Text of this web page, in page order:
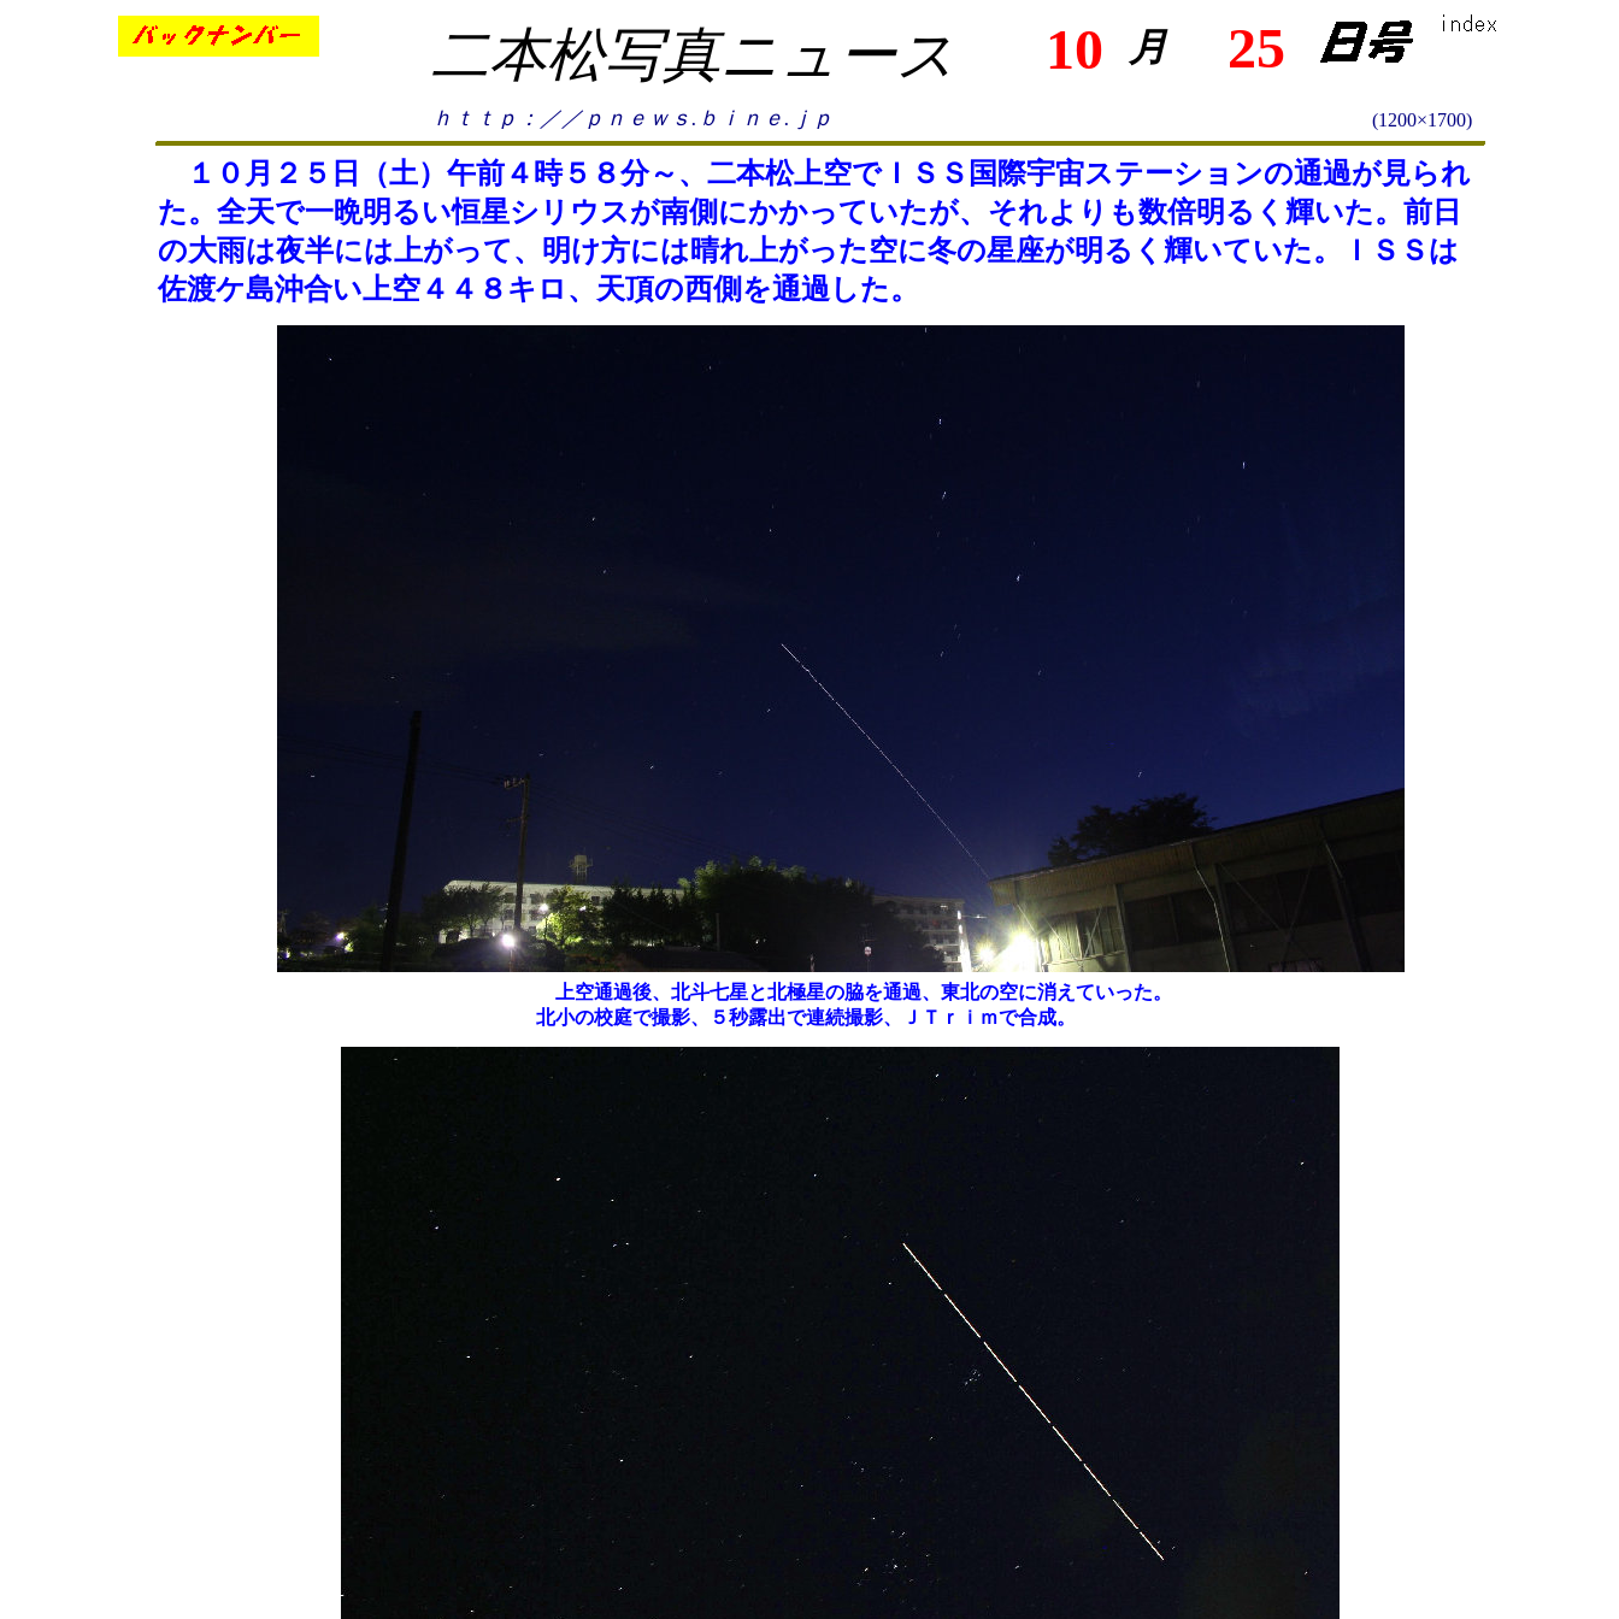
25
10
二本松写真ニュース 月
ｈｔｔｐ：／／ｐｎｅｗｓ.ｂｉｎｅ.ｊｐ (1200×1700)
１０月２５日（土）午前４時５８分～、二本松上空でＩＳＳ国際宇宙ステーションの通過が見られ
た。全天で一晩明るい恒星シリウスが南側にかかっていたが、それよりも数倍明るく輝いた。前日
の大雨は夜半には上がって、明け方には晴れ上がった空に冬の星座が明るく輝いていた。ＩＳＳは
佐渡ケ島沖合い上空４４８キロ、天頂の西側を通過した。
上空通過後、北斗七星と北極星の脇を通過、東北の空に消えていった。
北小の校庭で撮影、５秒露出で連続撮影、ＪＴｒｉｍで合成。